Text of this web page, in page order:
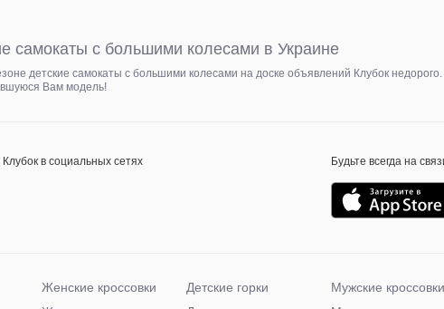
самокаты с большими колесами в Украине
детские самокаты с большими колесами на доске объявлений Клубок
Вам модель!
в социальных сетях Будьте всегда на
Женские кроссовки
Детские горки
Мужские кроссовки